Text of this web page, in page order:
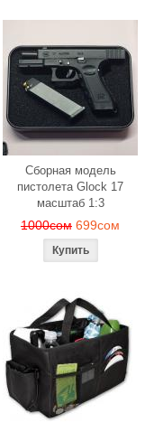
Сборная модель
пистолета Glock 17
масштаб 1:3
1000сом 699сом